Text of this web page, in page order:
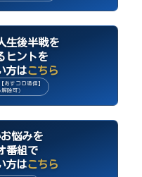
生後半戦を
ヒントを
方はこちら
あすコロ通信】
除可）
悩みを
番組で
方はこちら